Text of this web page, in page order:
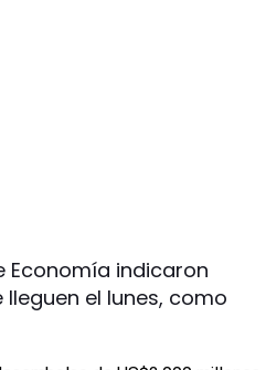
Economía indicaron
el lunes, como